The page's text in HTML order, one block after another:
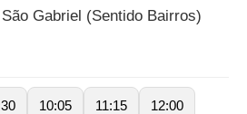
Gabriel (Sentido Bairros)
10:05 11:15 12:00